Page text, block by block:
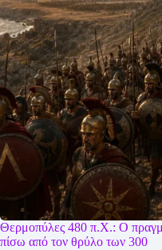
Θερμοπύλες 480 π.Χ.: Ο
πίσω από τον θρύλο των 300